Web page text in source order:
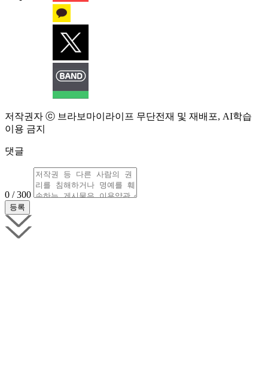
저작권자 ⓒ 브라보마이라이프 무단전재 및 재배포, AI학습
이용 금지
댓글
0 / 300